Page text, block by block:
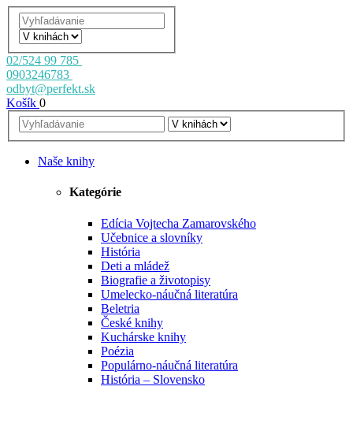
02/524 99 785
0903246783
odbyt@perfekt.sk
Košík 0
Naše knihy
Kategórie
Edícia Vojtecha Zamarovského
Učebnice a slovníky
História
Deti a mládež
Biografie a životopisy
Umelecko-náučná literatúra
Beletria
České knihy
Kuchárske knihy
Poézia
Populárno-náučná literatúra
História – Slovensko